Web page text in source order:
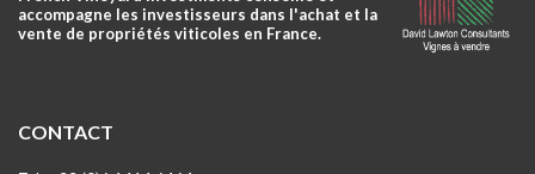
accompagne les investisseurs dans l'achat et la
vente de propriétés viticoles en France.
CONTACT